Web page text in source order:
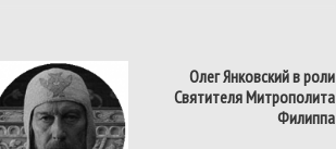
Олег Янковский в роли
Святителя Митрополита
Филиппа